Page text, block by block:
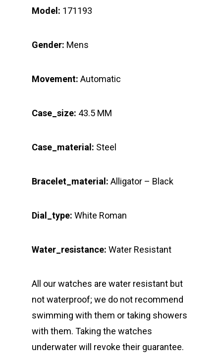
Model: 171193
Gender: Mens
Movement: Automatic
Case_size: 43.5 MM
Case_material: Steel
Bracelet_material: Alligator – Black
Dial_type: White Roman
Water_resistance: Water Resistant
All our watches are water resistant but
not waterproof; we do not recommend
swimming with them or taking showers
with them. Taking the watches
underwater will revoke their guarantee.